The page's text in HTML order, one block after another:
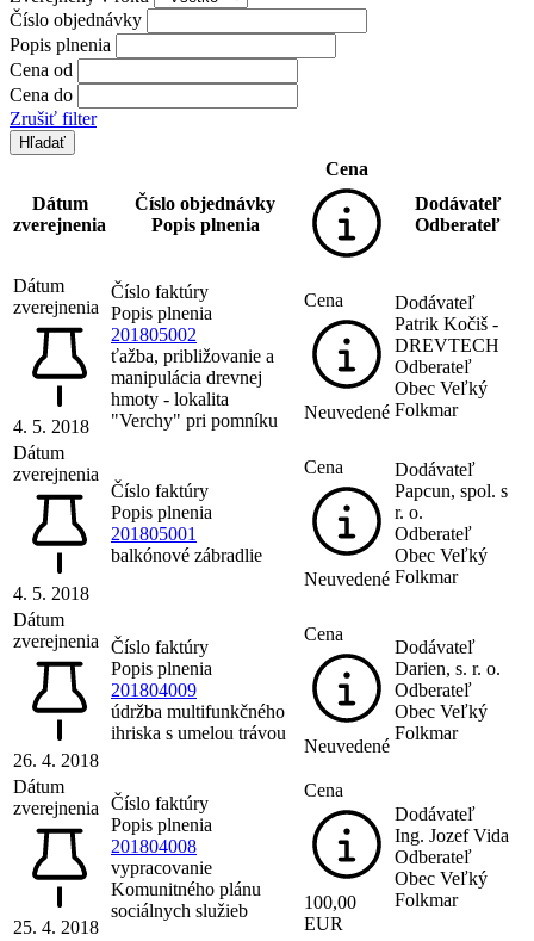
Číslo objednávky
Popis plnenia
Cena od
Cena do
Zrušiť filter
Dátum
zverejnenia
Číslo objednávky
Popis plnenia
Cena
Dodávateľ
Odberateľ
Dátum
zverejnenia
4. 5. 2018
Číslo faktúry
Popis plnenia
201805002
ťažba, približovanie a
manipulácia drevnej
hmoty - lokalita
"Verchy" pri pomníku
Cena
Neuvedené
Dodávateľ
Patrik Kočiš -
DREVTECH
Odberateľ
Obec Veľký
Folkmar
Dátum
zverejnenia
4. 5. 2018
Číslo faktúry
Popis plnenia
201805001
balkónové zábradlie
Cena
Neuvedené
Dodávateľ
Papcun, spol. s
r. o.
Odberateľ
Obec Veľký
Folkmar
Dátum
zverejnenia
26. 4. 2018
Číslo faktúry
Popis plnenia
201804009
údržba multifunkčného
ihriska s umelou trávou
Cena
Neuvedené
Dodávateľ
Darien, s. r. o.
Odberateľ
Obec Veľký
Folkmar
Dátum
zverejnenia
25. 4. 2018
Číslo faktúry
Popis plnenia
201804008
vypracovanie
Komunitného plánu
sociálnych služieb
Cena
100,00
EUR
Dodávateľ
Ing. Jozef Vida
Odberateľ
Obec Veľký
Folkmar